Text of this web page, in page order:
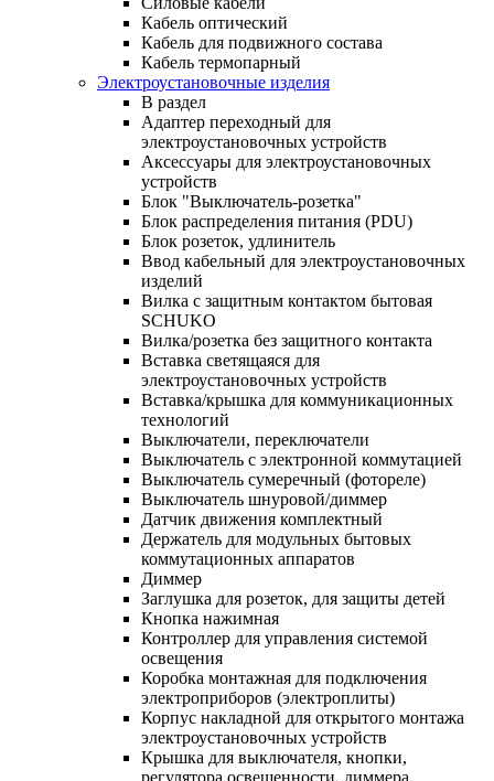
Кабель оптический
Кабель для подвижного состава
Кабель термопарный
Электроустановочные изделия
В раздел
Адаптер переходный для
электроустановочных устройств
Аксессуары для электроустановочных
устройств
Блок "Выключатель-розетка"
Блок распределения питания (PDU)
Блок розеток, удлинитель
Ввод кабельный для электроустановочных
изделий
Вилка с защитным контактом бытовая
SCHUKO
Вилка/розетка без защитного контакта
Вставка светящаяся для
электроустановочных устройств
Вставка/крышка для коммуникационных
технологий
Выключатели, переключатели
Выключатель с электронной коммутацией
Выключатель сумеречный (фотореле)
Выключатель шнуровой/диммер
Датчик движения комплектный
Держатель для модульных бытовых
коммутационных аппаратов
Диммер
Заглушка для розеток, для защиты детей
Кнопка нажимная
Контроллер для управления системой
освещения
Коробка монтажная для подключения
электроприборов (электроплиты)
Корпус накладной для открытого монтажа
электроустановочных устройств
Крышка для выключателя, кнопки,
регулятора освещенности, диммера,